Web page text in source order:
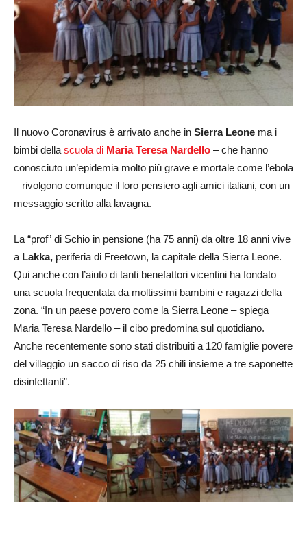
Il nuovo Coronavirus è arrivato anche in Sierra Leone ma i
bimbi della scuola di Maria Teresa Nardello – che hanno
conosciuto un’epidemia molto più grave e mortale come l’ebola
– rivolgono comunque il loro pensiero agli amici italiani, con un
messaggio scritto alla lavagna.
La “prof” di Schio in pensione (ha 75 anni) da oltre 18 anni vive
a Lakka, periferia di Freetown, la capitale della Sierra Leone.
Qui anche con l’aiuto di tanti benefattori vicentini ha fondato
una scuola frequentata da moltissimi bambini e ragazzi della
zona. “In un paese povero come la Sierra Leone – spiega
Maria Teresa Nardello – il cibo predomina sul quotidiano.
Anche recentemente sono stati distribuiti a 120 famiglie povere
del villaggio un sacco di riso da 25 chili insieme a tre saponette
disinfettanti”.